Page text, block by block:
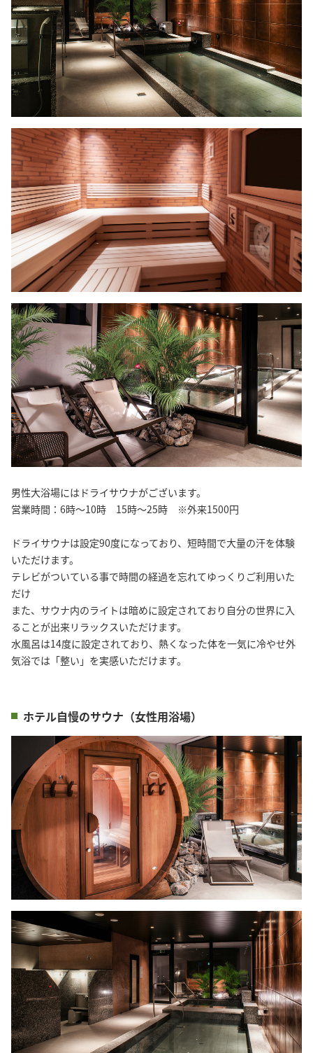
男性大浴場にはドライサウナがございます。
営業時間：6時～10時 15時～25時 ※外来1500円
ドライサウナは設定90度になっており、短時間で大量の汗を体験
いただけます。
テレビがついている事で時間の経過を忘れてゆっくりご利用いた
だけ
また、サウナ内のライトは暗めに設定されており自分の世界に入
ることが出来リラックスいただけます。
水風呂は14度に設定されており、熱くなった体を一気に冷やせ外
気浴では「整い」を実感いただけます。
ホテル自慢のサウナ（女性用浴場）